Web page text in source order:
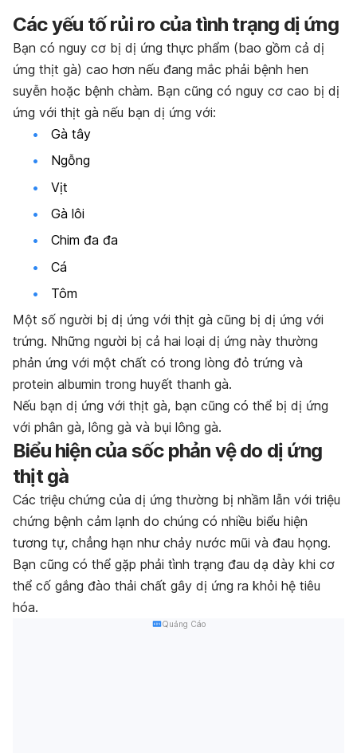
Các yếu tố rủi ro của tình trạng dị ứng
Bạn có nguy cơ bị dị ứng thực phẩm (bao gồm cả dị
ứng thịt gà) cao hơn nếu đang mắc phải bệnh hen
suyễn hoặc bệnh chàm. Bạn cũng có nguy cơ cao bị dị
ứng với thịt gà nếu bạn dị ứng với:
Gà tây
Ngỗng
Vịt
Gà lôi
Chim đa đa
Cá
Tôm
Một số người bị dị ứng với thịt gà cũng bị dị ứng với
trứng. Những người bị cả hai loại dị ứng này thường
phản ứng với một chất có trong lòng đỏ trứng và
protein albumin trong huyết thanh gà.
Nếu bạn dị ứng với thịt gà, bạn cũng có thể bị dị ứng
với phân gà, lông gà và bụi lông gà.
Biểu hiện của sốc phản vệ do dị ứng
thịt gà
Các triệu chứng của dị ứng thường bị nhầm lẫn với triệu
chứng bệnh cảm lạnh do chúng có nhiều biểu hiện
tương tự, chẳng hạn như chảy nước mũi và đau họng.
Bạn cũng có thể gặp phải tình trạng đau dạ dày khi cơ
thể cố gắng đào thải chất gây dị ứng ra khỏi hệ tiêu
hóa.
Quảng Cáo